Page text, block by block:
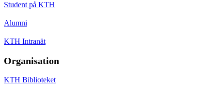
Student på KTH
Alumni
KTH Intranät
Organisation
KTH Biblioteket